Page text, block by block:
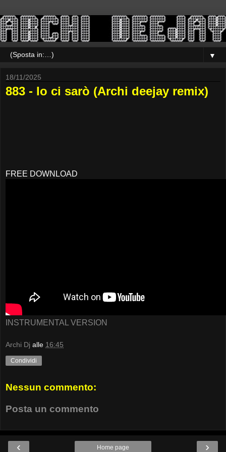
▼
18/11/2025
883 - Io ci sarò (Archi deejay remix)
FREE DOWNLOAD
INSTRUMENTAL VERSION
Archi Dj alle 16:45
Condividi
Nessun commento:
Posta un commento
‹ ›
Home page